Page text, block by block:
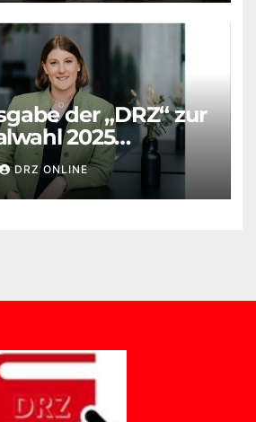
der „DRZ“ zur
2025
DRZ ONLINE